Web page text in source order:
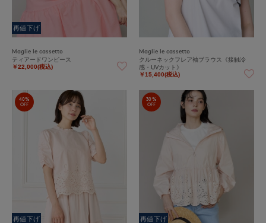
再値下げ
Maglie le cassetto
ティアードワンピース
￥22,000(税込)
Maglie le cassetto
クルーネックフレア袖ブラウス《接触冷
感・UVカット》
￥15,400(税込)
40%
OFF
再値下げ
30%
OFF
再値下げ